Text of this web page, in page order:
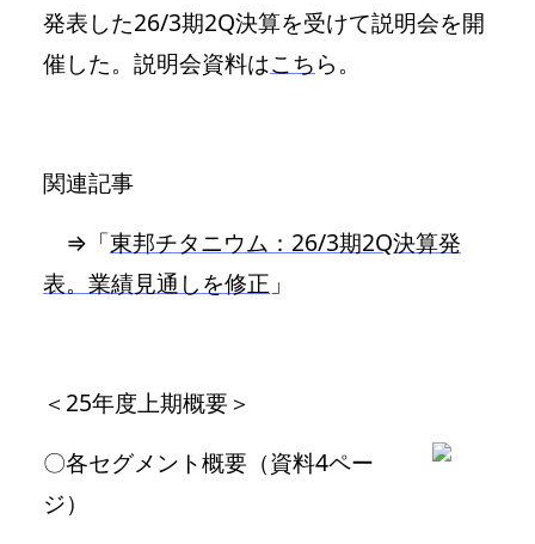
発表した26/3期2Q決算を受けて説明会を開
催した。説明会資料はこちら。
関連記事
⇒「東邦チタニウム：26/3期2Q決算発
表。業績見通しを修正 」
＜25年度上期概要＞
〇各セグメント概要（資料4ペー
ジ）